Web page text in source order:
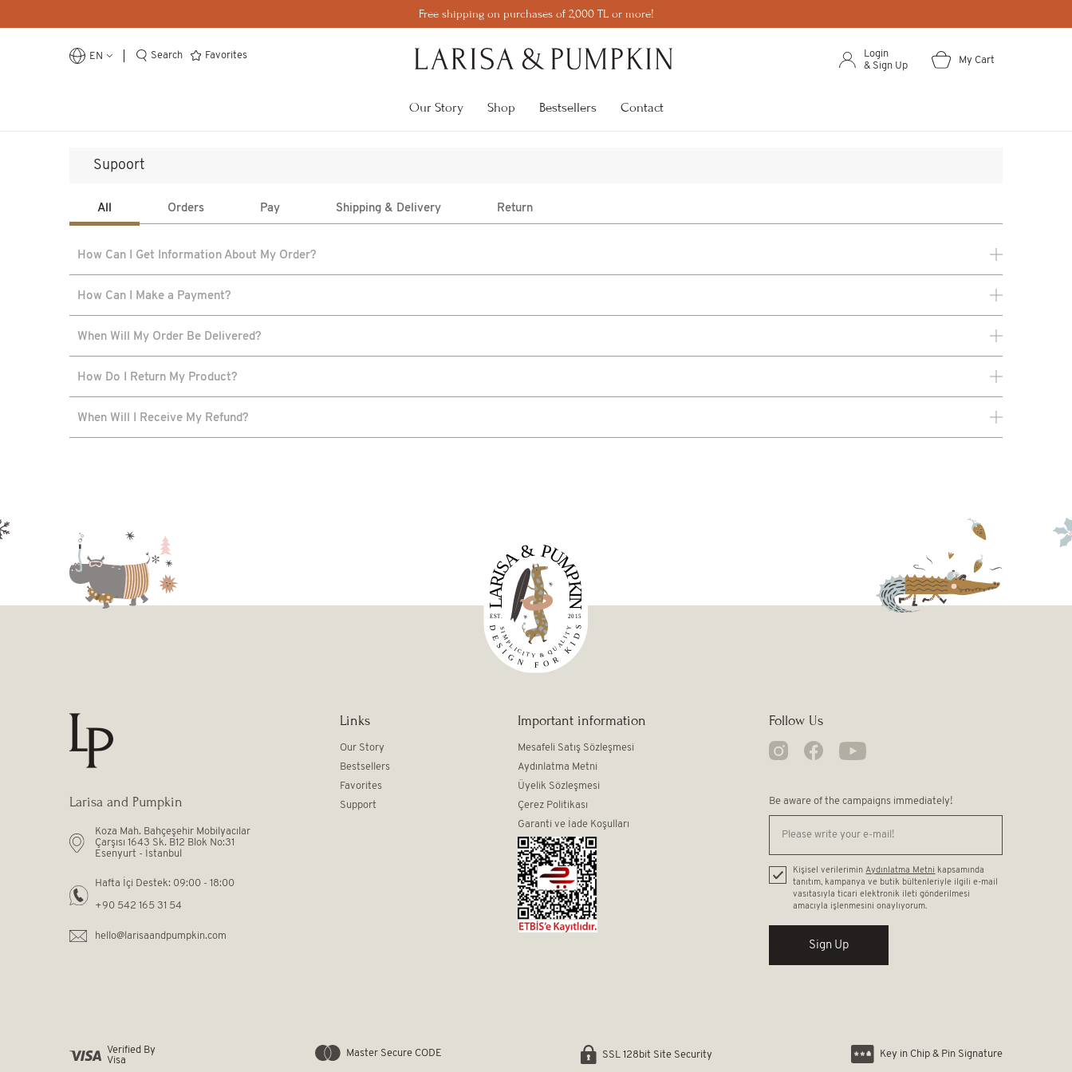
Free shipping on purchases of 2,000 TL or more!
EN Search Favorites
Login
& Sign Up
My Cart
Our Story Shop Bestsellers Contact
Popular Categories
Make Your Ball Pool
Children's Room
Supoort
All Orders Pay Shipping & Delivery Return
How Can I Get Information About My Order?
How Can I Make a Payment?
When Will My Order Be Delivered?
How Do I Return My Product?
When Will I Receive My Refund?
Larisa and Pumpkin
Koza Mah. Bahçeşehir Mobilyacılar
Çarşısı 1643 Sk. B12 Blok No:31
Esenyurt - İstanbul
Hafta İçi Destek: 09:00 - 18:00
+90 542 165 31 54
hello@larisaandpumpkin.com
Links
Our Story
Bestsellers
Favorites
Support
Important information
Mesafeli Satış Sözleşmesi
Aydınlatma Metni
Üyelik Sözleşmesi
Çerez Politikası
Garanti ve İade Koşulları
Follow Us
Be aware of the campaigns immediately!
Kişisel verileriminAydınlatma Metni kapsamında
tanıtım, kampanya ve butik bültenleriyle ilgili e-mail
vasıtasıyla ticari elektronik ileti gönderilmesi
amacıyla işlenmesini onaylıyorum.
Sign Up
Verified By
Visa
Master Secure CODE SSL 128bit Site Security Key in Chip & Pin Signature